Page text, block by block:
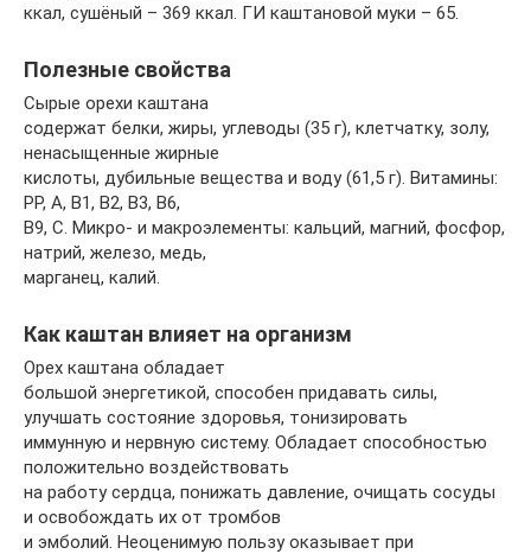
ккал, сушёный – 369 ккал. ГИ каштановой муки – 65.
Полезные свойства
Сырые орехи каштана
содержат белки, жиры, углеводы (35 г), клетчатку, золу,
ненасыщенные жирные
кислоты, дубильные вещества и воду (61,5 г). Витамины:
РР, А, В1, В2, В3, В6,
В9, С. Микро- и макроэлементы: кальций, магний, фосфор,
натрий, железо, медь,
марганец, калий.
Как каштан влияет на организм
Орех каштана обладает
большой энергетикой, способен придавать силы,
улучшать состояние здоровья, тонизировать
иммунную и нервную систему. Обладает способностью
положительно воздействовать
на работу сердца, понижать давление, очищать сосуды
и освобождать их от тромбов
и эмболий. Неоценимую пользу оказывает при